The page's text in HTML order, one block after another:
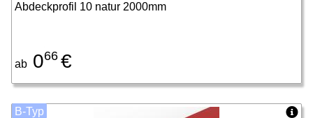
Abdeckprofil 10 natur 2000mm
ab 066 €
B-Typ